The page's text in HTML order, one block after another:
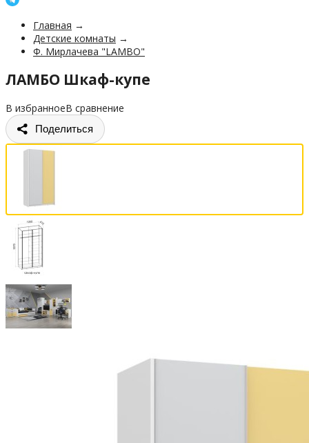
Главная →
Детские комнаты →
Ф. Мирлачева "LAMBO"
ЛАМБО Шкаф-купе
В избранноеВ сравнение
Поделиться